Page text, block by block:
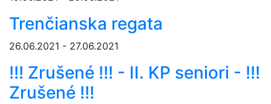
Trenčianska regata
26.06.2021 - 27.06.2021
!!! Zrušené !!! - II. KP seniori - !!!
Zrušené !!!